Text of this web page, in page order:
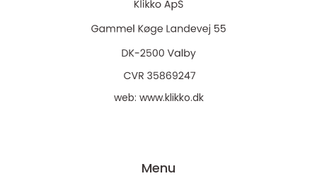
web: www.klikko.dk
Menu